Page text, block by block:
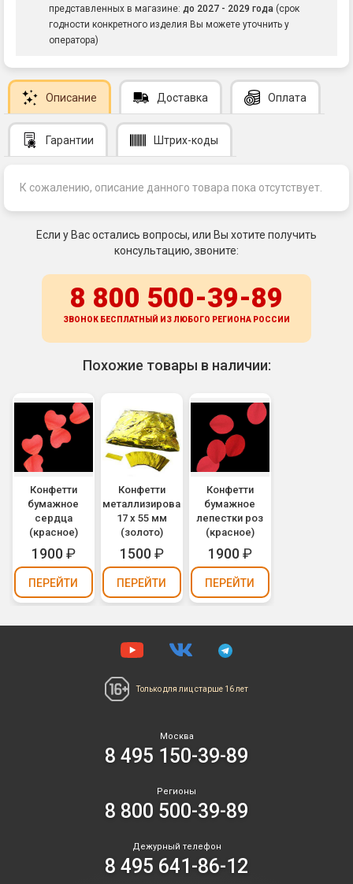
представленных в магазине: до 2027 - 2029 года (срок
годности конкретного изделия Вы можете уточнить у
оператора)
Описание Доставка Оплата
Гарантии Штрих-коды
К сожалению, описание данного товара пока отсутствует.
Если у Вас остались вопросы, или Вы хотите получить
консультацию, звоните:
8 800 500-39-89
ЗВОНОК БЕСПЛАТНЫЙ ИЗ ЛЮБОГО РЕГИОНА РОССИИ
Похожие товары в наличии:
Конфетти
бумажное
сердца
(красное)
1900₽
ПЕРЕЙТИ
Конфетти
металлизированное
17 х 55 мм
(золото)
1500₽
ПЕРЕЙТИ
Конфетти
бумажное
лепестки роз
(красное)
1900₽
ПЕРЕЙТИ
Только для лиц старше 16 лет
Москва
8 495 150-39-89
Регионы
8 800 500-39-89
Дежурный телефон
8 495 641-86-12